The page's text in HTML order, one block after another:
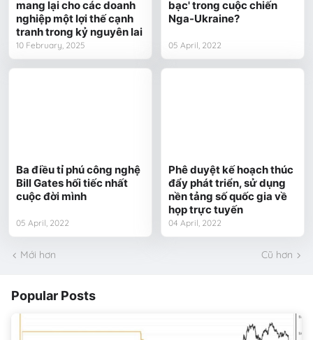
mang lại cho các doanh
nghiệp một lợi thế cạnh
tranh trong kỷ nguyên lai
10 February, 2025
bạc' trong cuộc chiến
Nga-Ukraine?
05 April, 2022
Ba điều tỉ phú công nghệ
Bill Gates hối tiếc nhất
cuộc đời mình
05 April, 2022
Phê duyệt kế hoạch thúc
đẩy phát triển, sử dụng
nền tảng số quốc gia về
họp trực tuyến
04 April, 2022
Mới hơn Cũ hơn
Popular Posts